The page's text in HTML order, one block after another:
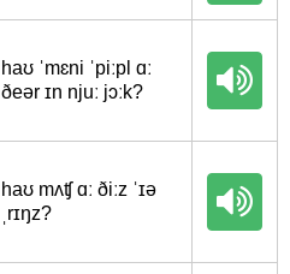
haʊ ˈmɛni ˈpiːpl ɑː
ðeər ɪn njuː jɔːk?
haʊ mʌʧ ɑː ðiːz ˈɪə
ˌrɪŋz?